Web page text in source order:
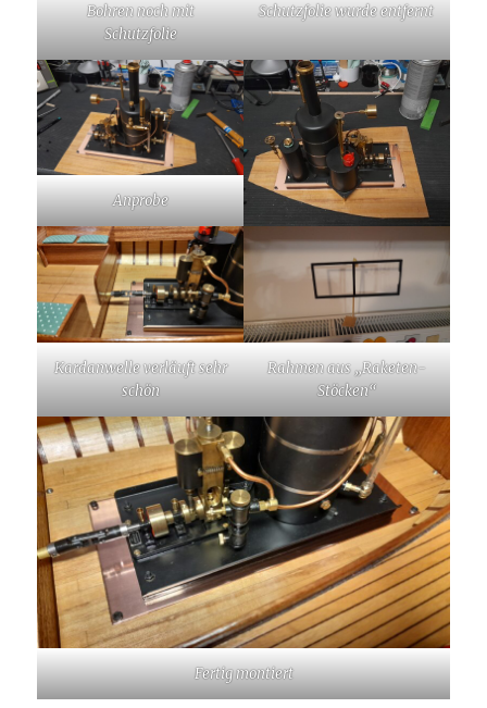
Bohren noch mit
Schutzfolie
Schutzfolie wurde entfernt
Anprobe
Kardanwelle verläuft sehr
schön
Rahmen aus „Raketen-
Stöcken“
Fertig montiert